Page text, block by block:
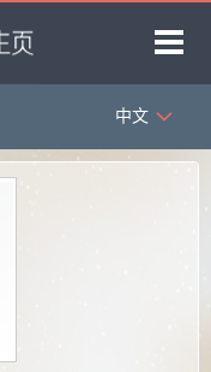
首页
中文